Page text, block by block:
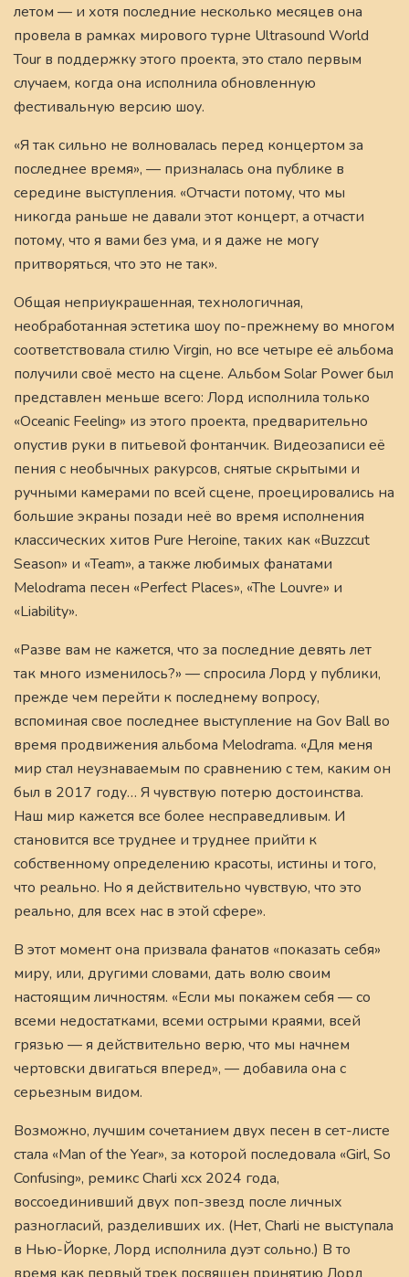
летом — и хотя последние несколько месяцев она
провела в рамках мирового турне Ultrasound World
Tour в поддержку этого проекта, это стало первым
случаем, когда она исполнила обновленную
фестивальную версию шоу.
«Я так сильно не волновалась перед концертом за
последнее время», — призналась она публике в
середине выступления. «Отчасти потому, что мы
никогда раньше не давали этот концерт, а отчасти
потому, что я вами без ума, и я даже не могу
притворяться, что это не так».
Общая неприукрашенная, технологичная,
необработанная эстетика шоу по-прежнему во многом
соответствовала стилю Virgin, но все четыре её альбома
получили своё место на сцене. Альбом Solar Power был
представлен меньше всего: Лорд исполнила только
«Oceanic Feeling» из этого проекта, предварительно
опустив руки в питьевой фонтанчик. Видеозаписи её
пения с необычных ракурсов, снятые скрытыми и
ручными камерами по всей сцене, проецировались на
большие экраны позади неё во время исполнения
классических хитов Pure Heroine, таких как «Buzzcut
Season» и «Team», а также любимых фанатами
Melodrama песен «Perfect Places», «The Louvre» и
«Liability».
«Разве вам не кажется, что за последние девять лет
так много изменилось?» — спросила Лорд у публики,
прежде чем перейти к последнему вопросу,
вспоминая свое последнее выступление на Gov Ball во
время продвижения альбома Melodrama. «Для меня
мир стал неузнаваемым по сравнению с тем, каким он
был в 2017 году… Я чувствую потерю достоинства.
Наш мир кажется все более несправедливым. И
становится все труднее и труднее прийти к
собственному определению красоты, истины и того,
что реально. Но я действительно чувствую, что это
реально, для всех нас в этой сфере».
В этот момент она призвала фанатов «показать себя»
миру, или, другими словами, дать волю своим
настоящим личностям. «Если мы покажем себя — со
всеми недостатками, всеми острыми краями, всей
грязью — я действительно верю, что мы начнем
чертовски двигаться вперед», — добавила она с
серьезным видом.
Возможно, лучшим сочетанием двух песен в сет-листе
стала «Man of the Year», за которой последовала «Girl, So
Confusing», ремикс Charli xcx 2024 года,
воссоединивший двух поп-звезд после личных
разногласий, разделивших их. (Нет, Charli не выступала
в Нью-Йорке, Лорд исполнила дуэт сольно.) В то